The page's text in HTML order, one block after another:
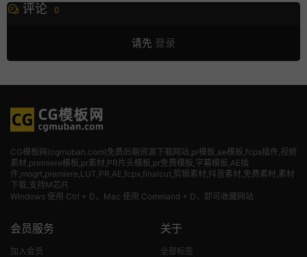
评论 0
请先 登录
CG模板网(cgmuban.com)免费后期资源下载网站,pr模板,ae模板,fcpx插件,视频
素材 ,premiere模板,pr素材,PR片头模板,pr免费模板,字幕模板,AE插
件,mogrt,premiere,LUT,PR,AE,fcpx,finalcut,剪辑素材,抖音素材,免费素材,素材
下载,支持M芯片
Windows 使用 Ctrl + D，Mac 使用 Command + D，即可收藏网站
会员服务
加入会员
关于
全部标签